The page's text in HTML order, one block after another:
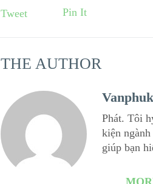
Tweet
Pin It
THE AUTHOR
Phát. Tôi
kiện
giúp bạn